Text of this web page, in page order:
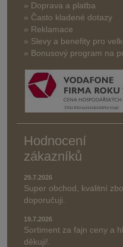
» Doprava a platba
» Často kladené dotazy
» Reklamace
» Slevy a benefity pro
» Bonusový program na
Hodnocení
zákazníků
29.7.2026
Super obchod, kvalitní
doporučuji.
19.7.2026
Sortiment za fajn ceny a
děkuji!.